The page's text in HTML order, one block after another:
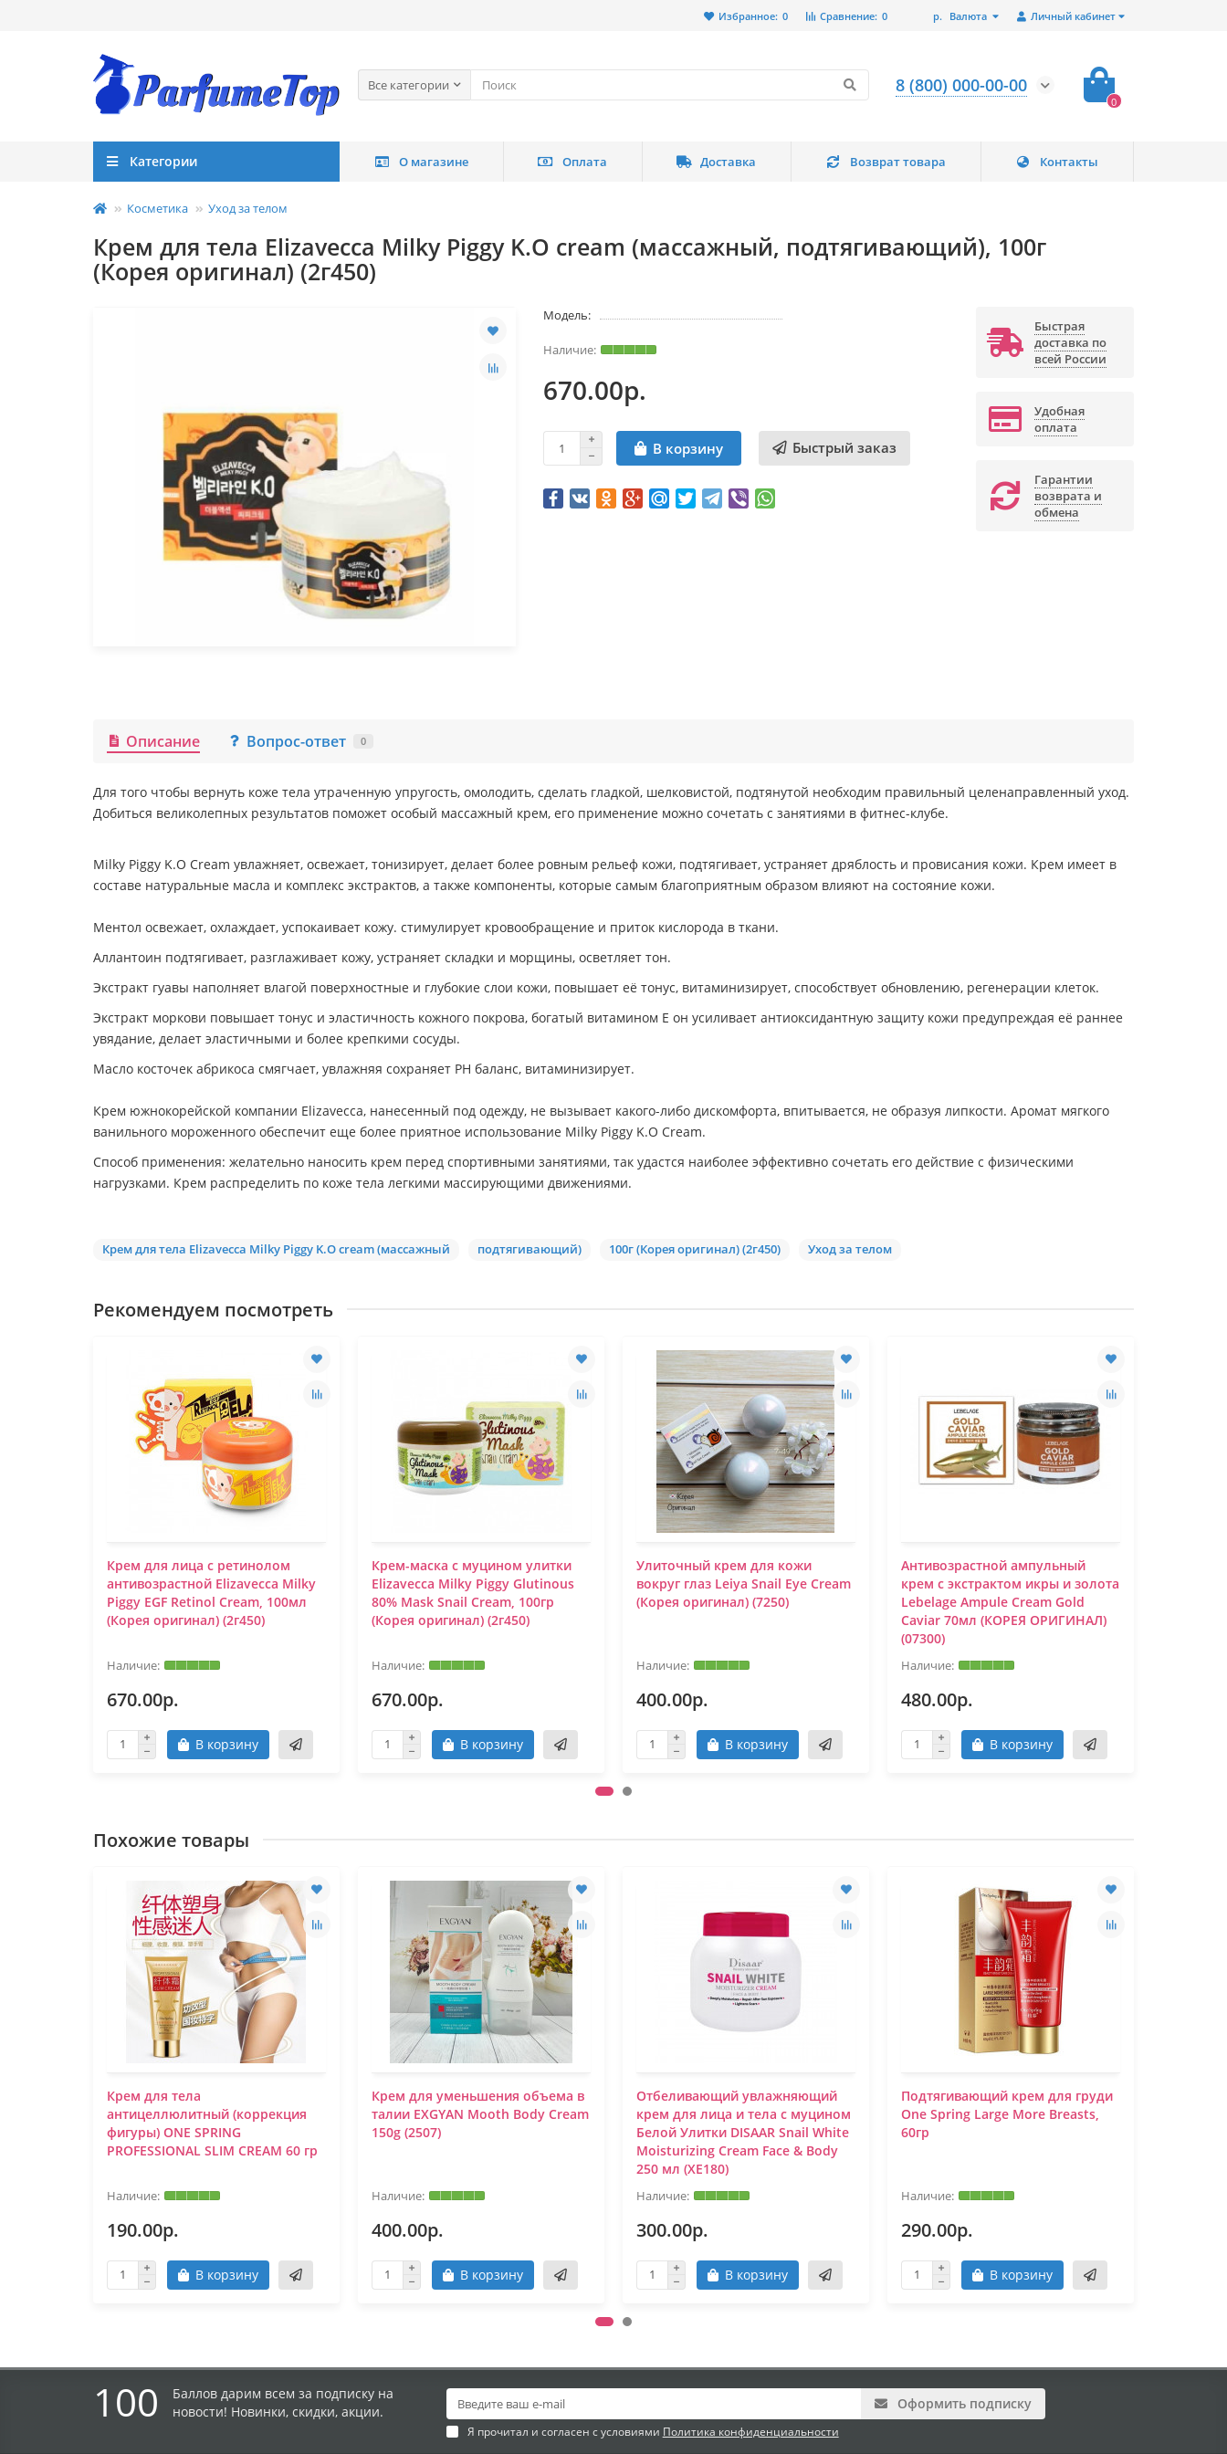
Личный кабинет
р. Валюта
Сравнение: 0
Избранное: 0
Все категории 8 (800) 000-00-00
0
Категории О магазине Оплата Доставка Возврат товара Контакты
Косметика Уход за телом
Крем для тела Elizavecca Milky Piggy K.O cream (массажный, подтягивающий), 100г
(Корея оригинал) (2г450)
Модель:
670.00р.
В корзину Быстрый заказ
Быстрая
доставка по
всей России
Удобная
оплата
Гарантии
возврата и
обмена
Описание Вопрос-ответ 0
Для того чтобы вернуть коже тела утраченную упругость, омолодить, сделать гладкой, шелковистой, подтянутой необходим правильный целенаправленный уход.
Добиться великолепных результатов поможет особый массажный крем, его применение можно сочетать с занятиями в фитнес-клубе.
Milky Piggy K.O Сream увлажняет, освежает, тонизирует, делает более ровным рельеф кожи, подтягивает, устраняет дряблость и провисания кожи. Крем имеет в
составе натуральные масла и комплекс экстрактов, а также компоненты, которые самым благоприятным образом влияют на состояние кожи.
Ментол освежает, охлаждает, успокаивает кожу. стимулирует кровообращение и приток кислорода в ткани.
Аллантоин подтягивает, разглаживает кожу, устраняет складки и морщины, осветляет тон.
Экстракт гуавы наполняет влагой поверхностные и глубокие слои кожи, повышает её тонус, витаминизирует, способствует обновлению, регенерации клеток.
Экстракт моркови повышает тонус и эластичность кожного покрова, богатый витамином Е он усиливает антиоксидантную защиту кожи предупреждая её раннее
увядание, делает эластичными и более крепкими сосуды.
Масло косточек абрикоса смягчает, увлажняя сохраняет РН баланс, витаминизирует.
Крем южнокорейской компании Elizavecca, нанесенный под одежду, не вызывает какого-либо дискомфорта, впитывается, не образуя липкости. Аромат мягкого
ванильного мороженного обеспечит еще более приятное использование Milky Piggy K.O Сream.
Способ применения: желательно наносить крем перед спортивными занятиями, так удастся наиболее эффективно сочетать его действие с физическими
нагрузками. Крем распределить по коже тела легкими массирующими движениями.
Крем для тела Elizavecca Milky Piggy K.O cream (массажный подтягивающий) 100г (Корея оригинал) (2г450) Уход за телом
Рекомендуем посмотреть
Крем для лица с ретинолом
антивозрастной Elizavecca Milky
Piggy EGF Retinol Cream, 100мл
(Корея оригинал) (2г450)
670.00р.
В корзину
Крем-маска с муцином улитки
Elizavecca Milky Piggy Glutinous
80% Mask Snail Cream, 100гр
(Корея оригинал) (2г450)
670.00р.
В корзину
Улиточный крем для кожи
вокруг глаз Leiya Snail Eye Cream
(Корея оригинал) (7250)
400.00р.
В корзину
Антивозрастной ампульный
крем с экстрактом икры и золота
Lebelage Ampule Cream Gold
Caviar 70мл (КОРЕЯ ОРИГИНАЛ)
(07300)
480.00р.
В корзину
Похожие товары
Крем для тела
антицеллюлитный (коррекция
фигуры) ONE SPRING
PROFESSIONAL SLIM CREAM 60 гр
190.00р.
В корзину
Крем для уменьшения объема в
талии EXGYAN Mooth Body Cream
150g (2507)
400.00р.
В корзину
Отбеливающий увлажняющий
крем для лица и тела с муцином
Белой Улитки DISAAR Snail White
Moisturizing Cream Face & Body
250 мл (XE180)
300.00р.
В корзину
Подтягивающий крем для груди
One Spring Large More Breasts,
60гр
290.00р.
В корзину
100
Баллов дарим всем за подписку на
новости! Новинки, скидки, акции.
Оформить подписку
Я прочитал и согласен с условиями Политика конфиденциальности